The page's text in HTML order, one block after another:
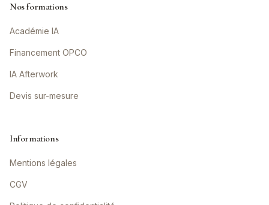
Nos formations
Académie IA
Financement OPCO
IA Afterwork
Devis sur-mesure
Informations
Mentions légales
CGV